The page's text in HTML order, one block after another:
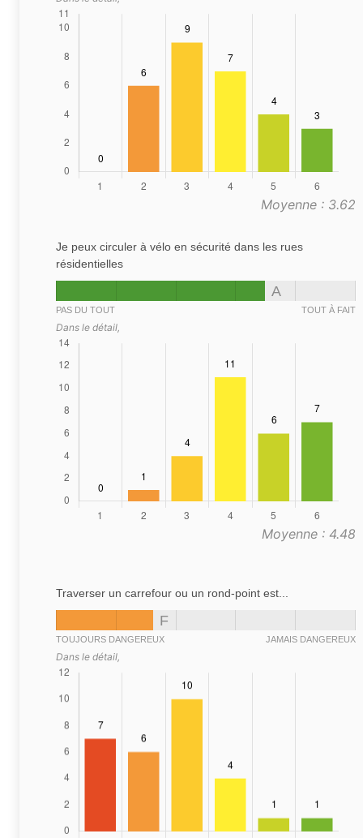
Moyenne : 3.62
Je peux circuler à vélo en sécurité dans les rues
résidentielles
A
PAS DU TOUT TOUT À FAIT
Dans le détail,
Moyenne : 4.48
Traverser un carrefour ou un rond-point est...
F
TOUJOURS DANGEREUX JAMAIS DANGEREUX
Dans le détail,